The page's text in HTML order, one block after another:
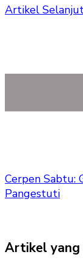
Artikel
Cerpen Sabtu:
Pangestuti
Artikel yang